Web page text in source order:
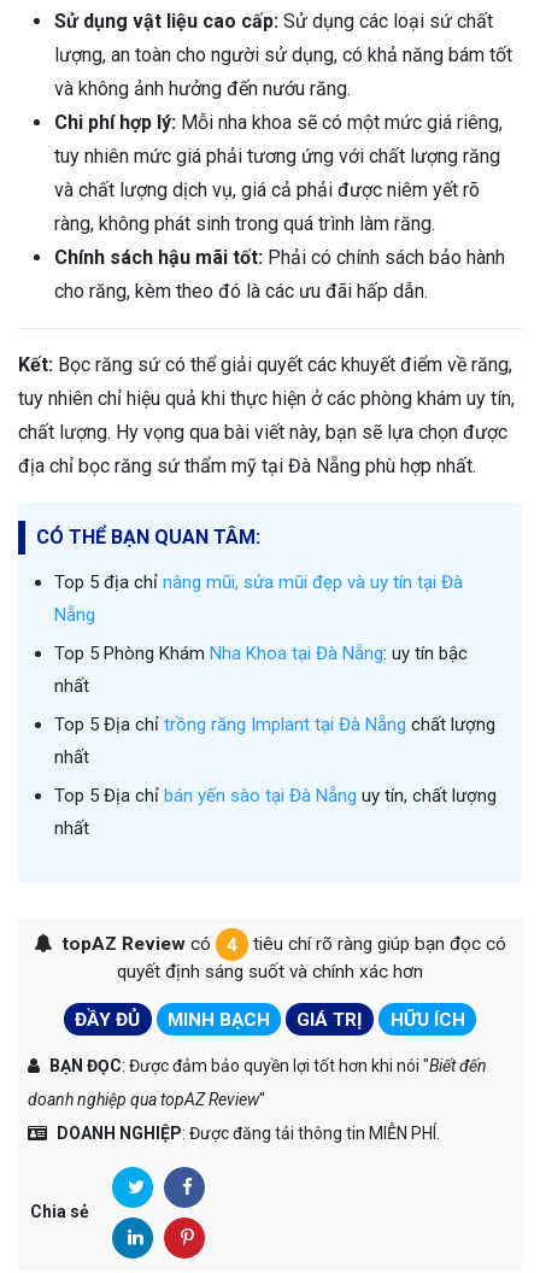
Sử dụng vật liệu cao cấp: Sử dụng các loại sứ chất
lượng, an toàn cho người sử dụng, có khả năng bám tốt
và không ảnh hưởng đến nướu răng.
Chi phí hợp lý: Mỗi nha khoa sẽ có một mức giá riêng,
tuy nhiên mức giá phải tương ứng với chất lượng răng
và chất lượng dịch vụ, giá cả phải được niêm yết rõ
ràng, không phát sinh trong quá trình làm răng.
Chính sách hậu mãi tốt: Phải có chính sách bảo hành
cho răng, kèm theo đó là các ưu đãi hấp dẫn.
Kết: Bọc răng sứ có thể giải quyết các khuyết điểm về răng,
tuy nhiên chỉ hiệu quả khi thực hiện ở các phòng khám uy tín,
chất lượng. Hy vọng qua bài viết này, bạn sẽ lựa chọn được
địa chỉ bọc răng sứ thẩm mỹ tại Đà Nẵng phù hợp nhất.
CÓ THỂ BẠN QUAN TÂM:
Top 5 địa chỉ nâng mũi, sửa mũi đẹp và uy tín tại Đà
Nẵng
Top 5 Phòng Khám Nha Khoa tại Đà Nẵng: uy tín bậc
nhất
Top 5 Địa chỉ trồng răng Implant tại Đà Nẵng chất lượng
nhất
Top 5 Địa chỉ bán yến sào tại Đà Nẵng uy tín, chất lượng
nhất
topAZ Reviewcó 4
tiêu chí rõ ràng giúp bạn đọc có
quyết định sáng suốt và chính xác hơn
ĐẦY ĐỦ MINH BẠCH GIÁ TRỊ HỮU ÍCH
BẠN ĐỌC: Được đảm bảo quyền lợi tốt hơn khi nói "Biết đến
doanh nghiệp qua topAZ Review"
DOANH NGHIỆP: Được đăng tải thông tin MIỄN PHÍ.
Chia sẻ